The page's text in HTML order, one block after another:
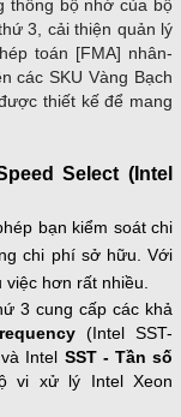
thông bộ nhớ của bộ
3, cải thiện quản lý
toán [FMA] nhân-
các SKU Vàng Bạch
thiết kế để mang
Select (Intel
bạn kiểm soát chi
chi phí sở hữu. Với
hơn rất nhiều.
3 cung cấp các khả
(Intel SST-
Intel SST - Tần số
vi xử lý Intel Xeon